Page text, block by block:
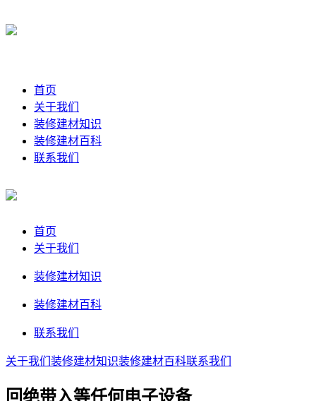
首页
关于我们
装修建材知识
装修建材百科
联系我们
首页
关于我们
装修建材知识
装修建材百科
联系我们
关于我们 装修建材知识装修建材百科联系我们
回绝带入等任何电子设备